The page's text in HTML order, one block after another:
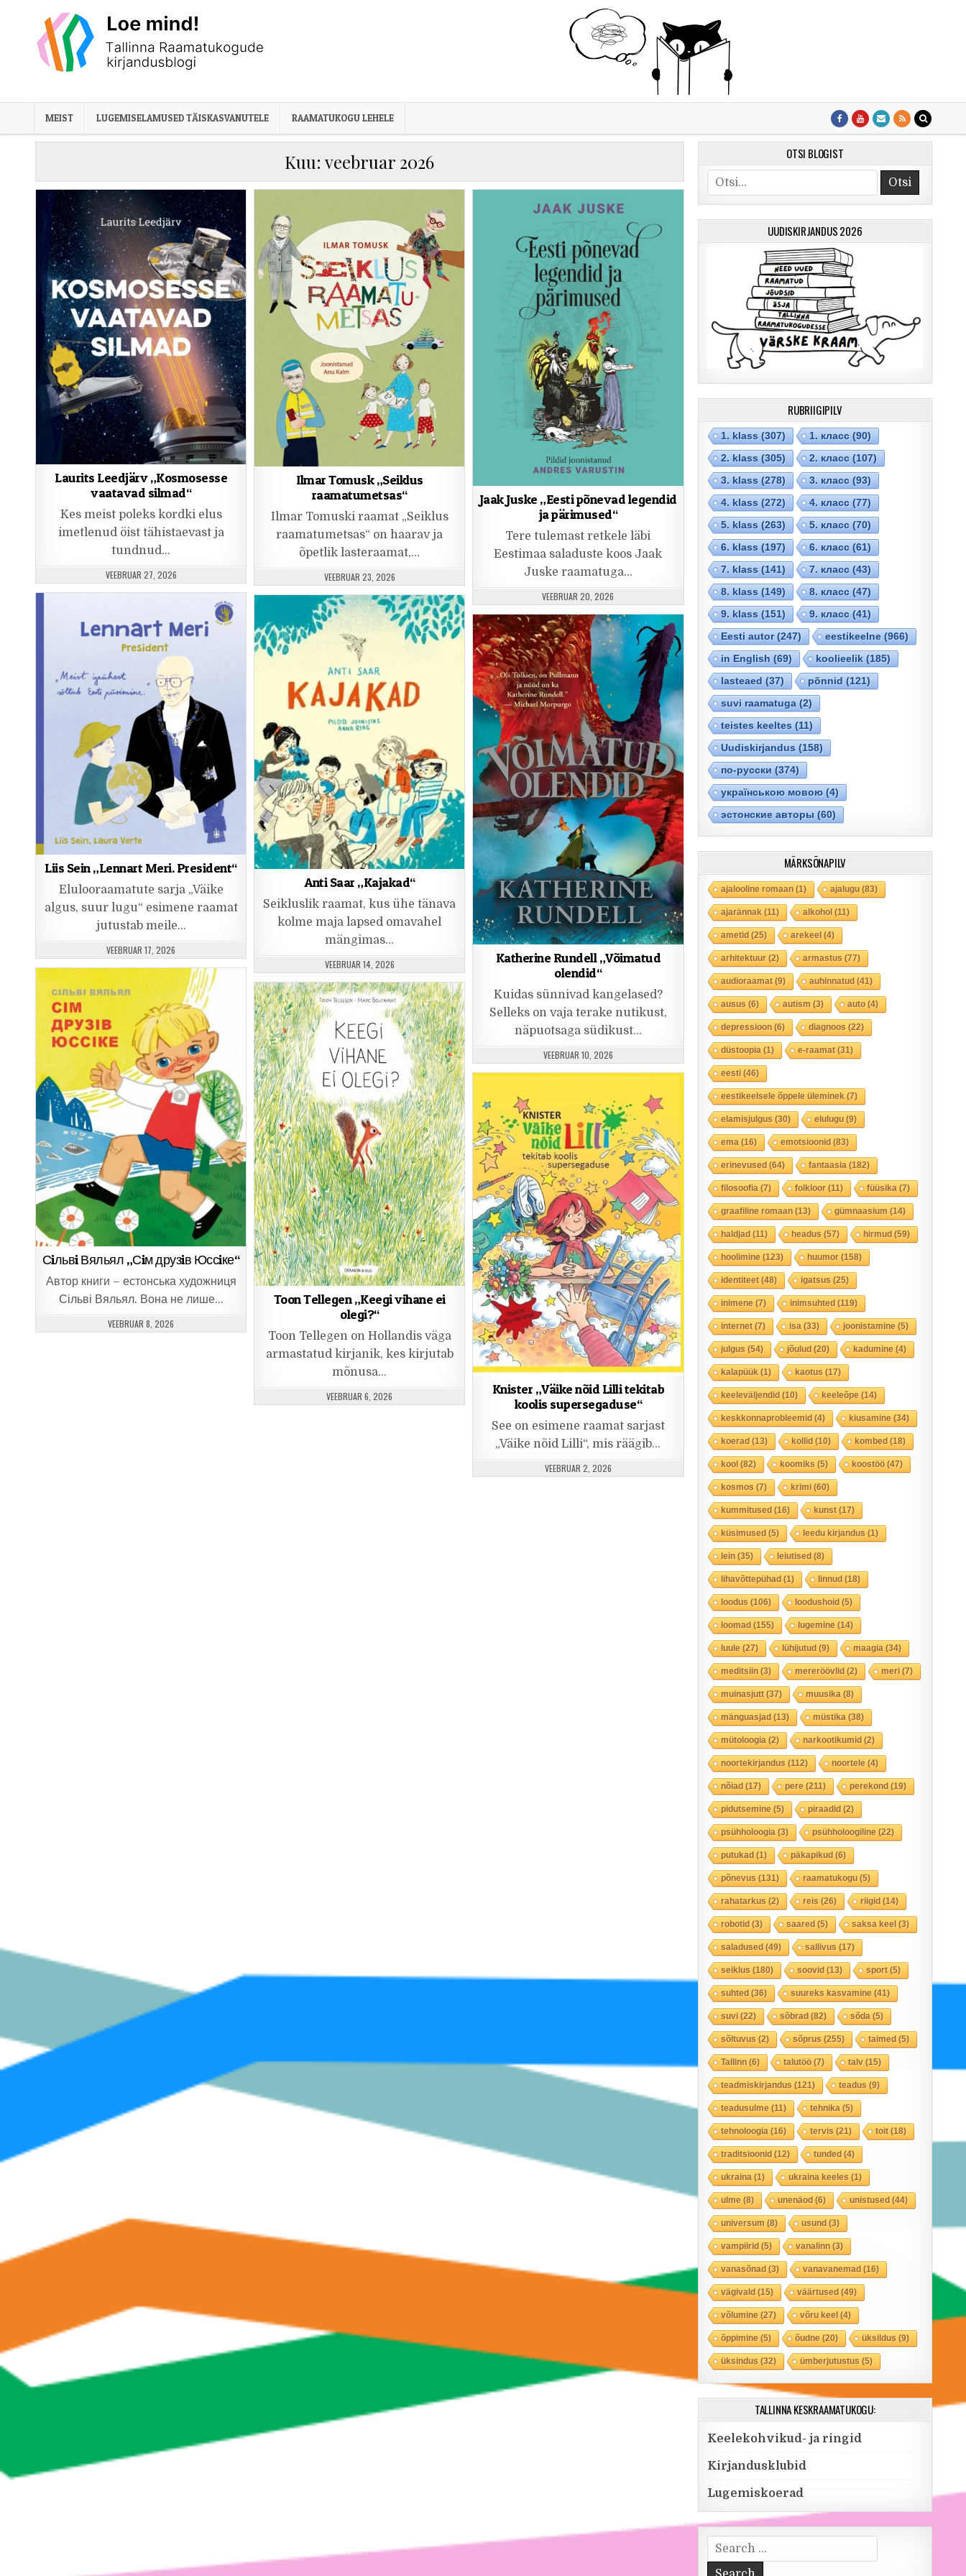
MEIST LUGEMISELAMUSED TÄISKASVANUTELE RAAMATUKOGU LEHELE
Kuu:veebruar 2026
Laurits Leedjärv „Kosmosesse
vaatavad silmad“
Kes meist poleks kordki elus
imetlenud öist tähistaevast ja
tundnud…
PUBLISHED DATE:
VEEBRUAR 27, 2026
Ilmar Tomusk „Seiklus
raamatumetsas“
Ilmar Tomuski raamat „Seiklus
raamatumetsas“ on haarav ja
õpetlik lasteraamat,…
PUBLISHED DATE:
VEEBRUAR 23, 2026
Jaak Juske „Eesti põnevad legendid
ja pärimused“
Tere tulemast retkele läbi
Eestimaa saladuste koos Jaak
Juske raamatuga…
PUBLISHED DATE:
VEEBRUAR 20, 2026
Liis Sein „Lennart Meri. President“
Elulooraamatute sarja „Väike
algus, suur lugu“ esimene raamat
jutustab meile…
PUBLISHED DATE:
VEEBRUAR 17, 2026
Anti Saar „Kajakad“
Seikluslik raamat, kus ühe tänava
kolme maja lapsed omavahel
mängimas…
PUBLISHED DATE:
VEEBRUAR 14, 2026
Katherine Rundell „Võimatud
olendid“
Kuidas sünnivad kangelased?
Selleks on vaja terake nutikust,
näpuotsaga südikust…
PUBLISHED DATE:
VEEBRUAR 10, 2026
Сiльвi Вяльял „Сiм друзiв Юссiке“
Автор книги – естонська художниця
Сільві Вяльял. Вона не лише…
PUBLISHED DATE:
VEEBRUAR 8, 2026
Toon Tellegen „Keegi vihane ei
olegi?“
Toon Tellegen on Hollandis väga
armastatud kirjanik, kes kirjutab
mõnusa…
PUBLISHED DATE:
VEEBRUAR 6, 2026
Knister „Väike nõid Lilli tekitab
koolis supersegaduse“
See on esimene raamat sarjast
„Väike nõid Lilli“, mis räägib…
PUBLISHED DATE:
VEEBRUAR 2, 2026
OTSI BLOGIST
Otsi
UUDISKIRJANDUS 2026
RUBRIIGIPILV
1. klass(307) 1. класс(90)
2. klass(305) 2. класс(107)
3. klass(278) 3. класс(93)
4. klass(272) 4. класс(77)
5. klass(263) 5. класс(70)
6. klass(197) 6. класс(61)
7. klass(141) 7. класс(43)
8. klass(149) 8. класс(47)
9. klass(151) 9. класс(41)
Eesti autor(247) eestikeelne(966)
in English (69) koolieelik(185)
lasteaed (37) põnnid (121)
suvi raamatuga(2)
teistes keeltes(11)
Uudiskirjandus(158)
по-русски (374)
українською мовою(4)
эстонские авторы(60)
MÄRKSÕNAPILV
ajalooline romaan(1) ajalugu(83)
ajarännak(11) alkohol(11)
ametid(25) arekeel(4)
arhitektuur(2) armastus(77)
audioraamat(9) auhinnatud(41)
ausus(6) autism(3) auto(4)
depressioon(6) diagnoos(22)
düstoopia(1) e-raamat(31)
eesti(46)
eestikeelsele õppele üleminek(7)
elamisjulgus(30) elulugu(9)
ema(16) emotsioonid(83)
erinevused(64) fantaasia(182)
filosoofia(7) folkloor(11) füüsika(7)
graafiline romaan(13) gümnaasium(14)
haldjad(11) headus(57) hirmud(59)
hoolimine(123) huumor(158)
identiteet(48) igatsus(25)
inimene(7) inimsuhted(119)
internet(7) isa(33) joonistamine(5)
julgus(54) jõulud(20) kadumine(4)
kalapüük(1) kaotus(17)
keeleväljendid(10) keeleõpe(14)
keskkonnaprobleemid(4) kiusamine(34)
koerad(13) kollid(10) kombed(18)
kool(82) koomiks(5) koostöö(47)
kosmos(7) krimi(60)
kummitused(16) kunst(17)
küsimused(5) leedu kirjandus(1)
lein(35) leiutised(8)
lihavõttepühad(1) linnud(18)
loodus(106) loodushoid(5)
loomad(155) lugemine(14)
luule(27) lühijutud(9) maagia(34)
meditsiin(3) mereröövlid(2) meri(7)
muinasjutt(37) muusika(8)
mänguasjad(13) müstika(38)
mütoloogia(2) narkootikumid(2)
noortekirjandus(112) noortele(4)
nõiad(17) pere(211) perekond(19)
pidutsemine(5) piraadid(2)
psühholoogia(3) psühholoogiline(22)
putukad(1) päkapikud(6)
põnevus(131) raamatukogu(5)
rahatarkus(2) reis(26) riigid(14)
robotid(3) saared(5) saksa keel(3)
saladused(49) sallivus(17)
seiklus(180) soovid(13) sport(5)
suhted(36) suureks kasvamine(41)
suvi(22) sõbrad(82) sõda(5)
sõltuvus(2) sõprus(255) taimed(5)
Tallinn(6) talutöö(7) talv(15)
teadmiskirjandus(121) teadus(9)
teadusulme(11) tehnika(5)
tehnoloogia(16) tervis(21) toit(18)
traditsioonid(12) tunded(4)
ukraina(1) ukraina keeles(1)
ulme(8) unenäod(6) unistused(44)
universum(8) usund(3)
vampiirid(5) vanalinn(3)
vanasõnad(3) vanavanemad(16)
vägivald(15) väärtused(49)
võlumine(27) võru keel(4)
õppimine(5) õudne(20) üksildus(9)
üksindus(32) ümberjutustus(5)
TALLINNA KESKRAAMATUKOGU:
Keelekohvikud- ja ringid
Kirjandusklubid
Lugemiskoerad
Search for: